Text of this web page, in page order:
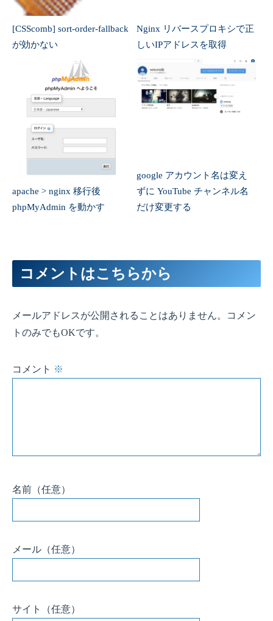
[CSScomb] sort-order-fallback
が効かない
Nginx リバースプロキシで正
しいIPアドレスを取得
apache > nginx 移行後
phpMyAdmin を動かす
google アカウント名は変え
ずに YouTube チャンネル名
だけ変更する
コメントはこちらから
メールアドレスが公開されることはありません。コメン
トのみでもOKです。
コメント ※
名前 （任意）
メール （任意）
サイト （任意）